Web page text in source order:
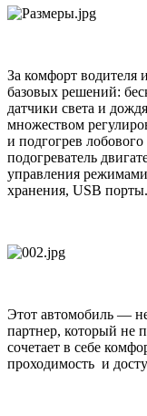
За комфорт водителя
базовых решений:
датчики света и
множеством
и подгогрев
подогреватель
управления
хранения, USB порты.
Этот автомобиль —
партнер, который не
сочетает в себе
проходимость и